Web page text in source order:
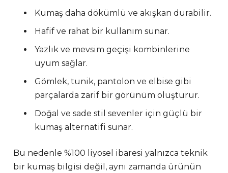
Kumaş daha dökümlü ve akışkan durabilir.
Hafif ve rahat bir kullanım sunar.
Yazlık ve mevsim geçişi kombinlerine
uyum sağlar.
Gömlek, tunik, pantolon ve elbise gibi
parçalarda zarif bir görünüm oluşturur.
Doğal ve sade stil sevenler için güçlü bir
kumaş alternatifi sunar.
Bu nedenle %100 liyosel ibaresi yalnızca teknik
bir kumaş bilgisi değil, aynı zamanda ürünün